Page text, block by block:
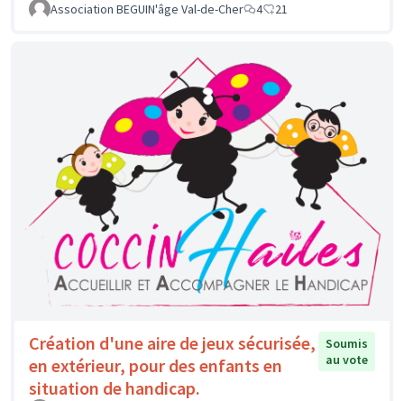
Association BEGUIN'âge Val-de-Cher
4 21
Création d'une aire de jeux sécurisée,
en extérieur, pour des enfants en
situation de handicap.
Soumis
au vote